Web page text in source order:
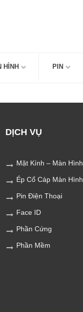
HÌNH PIN
DỊCH VỤ
Mặt Kính – Màn Hình
Ép Cổ Cáp Màn Hình
Pin Điện Thoại
Face ID
Phần Cứng
Phần Mềm